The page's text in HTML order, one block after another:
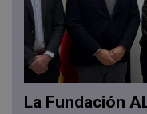
La Fundación